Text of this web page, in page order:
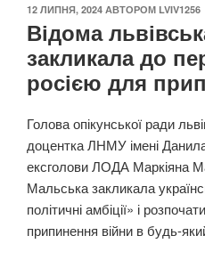
ОПУБЛІКОВАНО
12 ЛИПНЯ, 2024 АВТОРОМ LVIV1256
Відома
закликала до
росією для
Голова опікунської ради
доцентка ЛНМУ імені
ексголови ЛОДА Маркіяна
Мальська закликала
політичні амбіції» і
припинення війни в будь-